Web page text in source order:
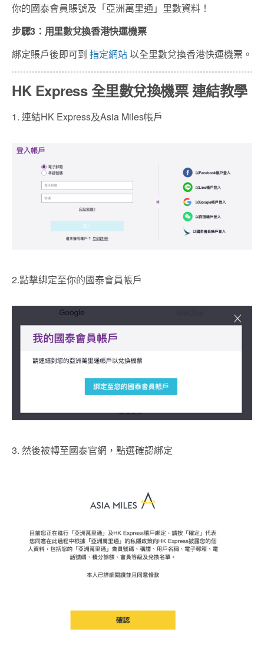
你的國泰會員賬號及「亞洲萬里通」里數資料！
步驟3：用里數兌換香港快運機票
綁定賬戶後即可到 指定網站以全里數兌換香港快運機票。
HK Express 全里數兌換機票 連結教學
1. 連結HK Express及Asia Miles帳戶
2.點擊綁定至你的國泰會員帳戶
3. 然後被轉至國泰官網，點選確認綁定